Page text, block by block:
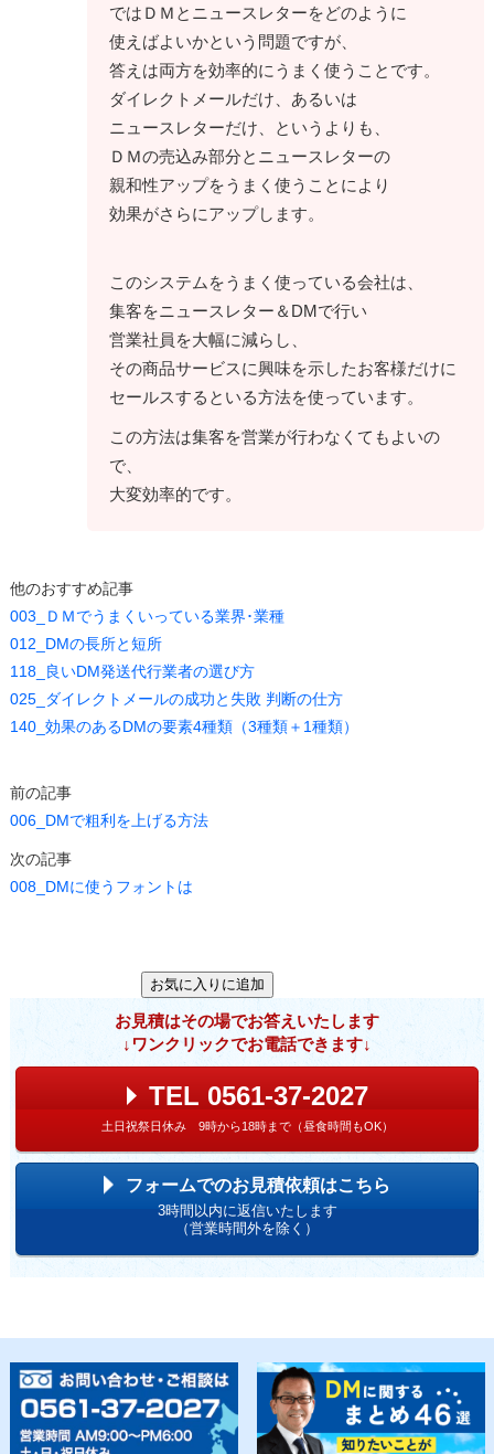
ではＤＭとニュースレターをどのように
使えばよいかという問題ですが、
答えは両方を効率的にうまく使うことです。
ダイレクトメールだけ、あるいは
ニュースレターだけ、というよりも、
ＤＭの売込み部分とニュースレターの
親和性アップをうまく使うことにより
効果がさらにアップします。
このシステムをうまく使っている会社は、
集客をニュースレター＆DMで行い
営業社員を大幅に減らし、
その商品サービスに興味を示したお客様だけに
セールスするといる方法を使っています。
この方法は集客を営業が行わなくてもよいの
で、
大変効率的です。
他のおすすめ記事
003_ＤＭでうまくいっている業界･業種
012_DMの長所と短所
118_良いDM発送代行業者の選び方
025_ダイレクトメールの成功と失敗 判断の仕方
140_効果のあるDMの要素4種類（3種類＋1種類）
前の記事
006_DMで粗利を上げる方法
次の記事
008_DMに使うフォントは
お見積はその場でお答えいたします
↓ワンクリックでお電話できます↓
TEL 0561-37-2027
土日祝祭日休み 9時から18時まで（昼食時間もOK）
フォームでのお見積依頼はこちら
3時間以内に返信いたします
（営業時間外を除く）